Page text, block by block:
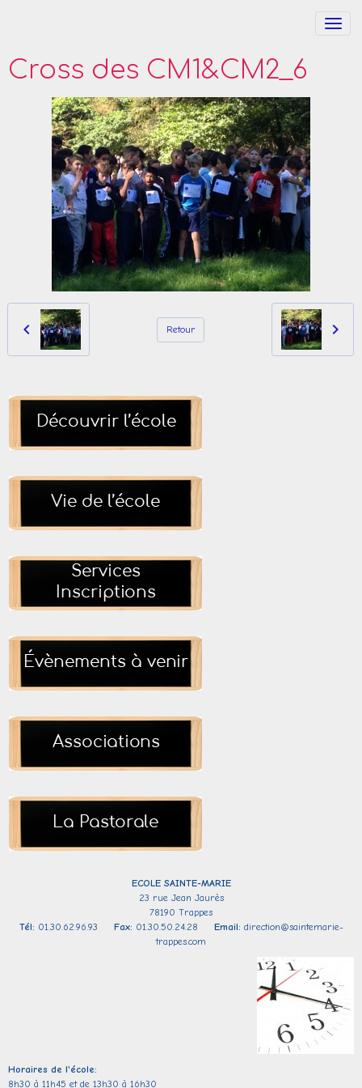
Cross des CM1&CM2_6
Retour
ECOLE SAINTE-MARIE
23 rue Jean Jaurès
78190 Trappes
Tél: 01.30.62.96.93 Fax: 01.30.50.24.28 Email: direction@saintemarie-
trappes.com
Horaires de l'école:
8h30 à 11h45 et de 13h30 à 16h30